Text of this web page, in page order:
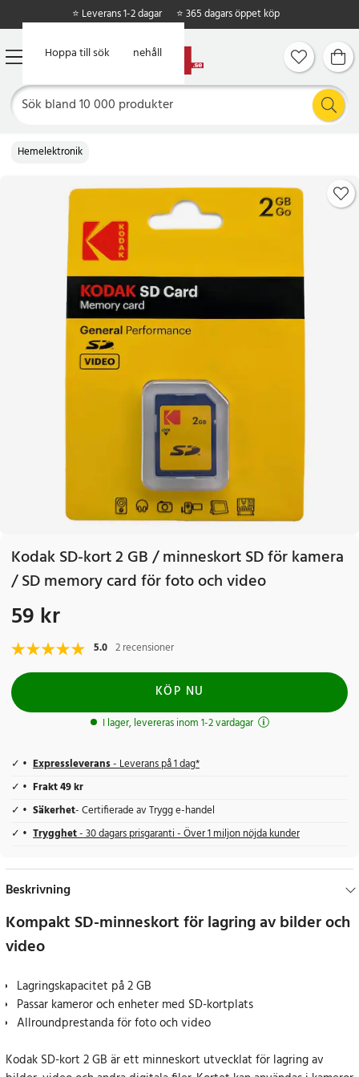
Hoppa till huvudinnehåll
Hoppa till sök
⭐ Leverans 1-2 dagar ⭐ 365 dagars öppet köp
Hemelektronik
Kodak SD-kort 2 GB / minneskort SD för kamera
/ SD memory card för foto och video
Pris: 59 kr
59 kr
5.0 2 recensioner
KÖP NU
I lager, levereras inom 1-2 vardagar
Expressleverans- Leverans på 1 dag*
Frakt 49 kr
Säkerhet- Certifierade av Trygg e-handel
Trygghet- 30 dagars prisgaranti - Över 1 miljon nöjda kunder
Beskrivning
Kompakt SD-minneskort för lagring av bilder och
video
Lagringskapacitet på 2 GB
Passar kameror och enheter med SD-kortplats
Allroundprestanda för foto och video
Kodak SD-kort 2 GB är ett minneskort utvecklat för lagring av